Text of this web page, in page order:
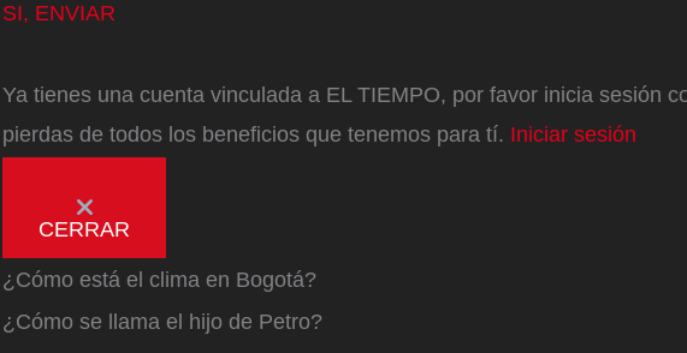
SI, ENVIAR
Ya tienes una cuenta vinculada a EL TIEMPO, por favor inicia sesión
pierdas de todos los beneficios que tenemos para tí. Iniciar sesión
CERRAR
¿Cómo está el clima en Bogotá?
¿Cómo se llama el hijo de Petro?